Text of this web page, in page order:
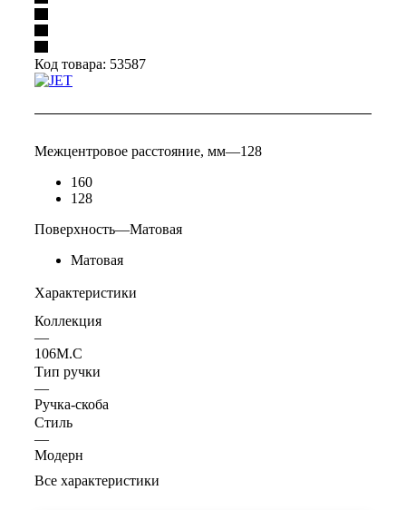
Код товара: 53587
Межцентровое расстояние, мм—128
160
128
Поверхность—Матовая
Матовая
Характеристики
Коллекция
—
106M.C
Тип ручки
—
Ручка-скоба
Стиль
—
Модерн
Все характеристики